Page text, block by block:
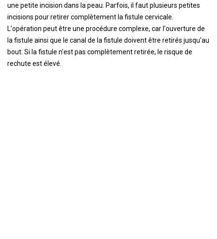
une petite incision dans la peau. Parfois, il faut plusieurs petites
incisions pour retirer complètement la fistule cervicale.
L'opération peut être une procédure complexe, car l'ouverture de
la fistule ainsi que le canal de la fistule doivent être retirés jusqu'au
bout. Si la fistule n'est pas complètement retirée, le risque de
rechute est élevé.